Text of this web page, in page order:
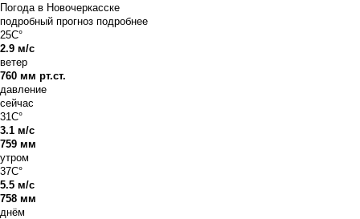
Погода в Новочеркасске
подробный прогноз подробнее
25C°
2.9 м/с
ветер
760 мм рт.ст.
давление
сейчас
31C°
3.1 м/с
759 мм
утром
37C°
5.5 м/с
758 мм
днём